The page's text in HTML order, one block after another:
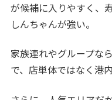
が候補に入りやすく、
しんちゃんが強い。
家族連れやグループな
で、店単体ではなく港